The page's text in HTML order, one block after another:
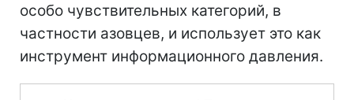
особо чувствительных категорий, в
частности азовцев, и использует это как
инструмент информационного давления.